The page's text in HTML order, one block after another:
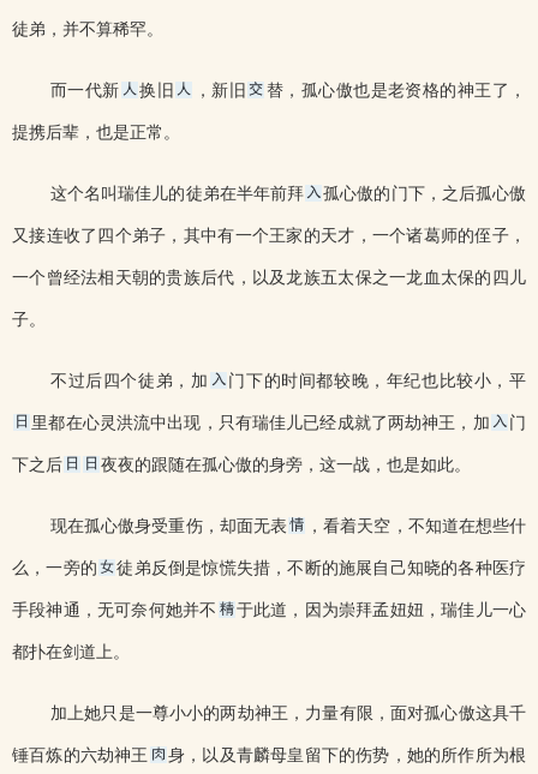
徒弟，并不算稀罕。
而一代新 换旧 ，新旧 替，孤心傲也是老资格的神王了，
提携后辈，也是正常。
这个名叫瑞佳儿的徒弟在半年前拜 孤心傲的门下，之后孤心傲
又接连收了四个弟子，其中有一个王家的天才，一个诸葛师的侄子，
一个曾经法相天朝的贵族后代，以及龙族五太保之一龙血太保的四儿
子。
不过后四个徒弟，加 门下的时间都较晚，年纪也比较小，平
里都在心灵洪流中出现，只有瑞佳儿已经成就了两劫神王，加 门
下之后 夜夜的跟随在孤心傲的身旁，这一战，也是如此。
现在孤心傲身受重伤，却面无表 ，看着天空，不知道在想些什
么，一旁的 徒弟反倒是惊慌失措，不断的施展自己知晓的各种医疗
手段神通，无可奈何她并不 于此道，因为崇拜孟妞妞，瑞佳儿一心
都扑在剑道上。
加上她只是一尊小小的两劫神王，力量有限，面对孤心傲这具千
锤百炼的六劫神王 身，以及青麟母皇留下的伤势，她的所作所为根